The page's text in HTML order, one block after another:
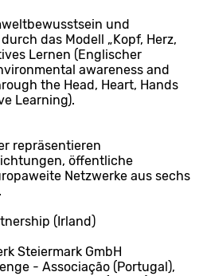
und
das Modell „Kopf, Herz,
Lernen (Englischer
awareness and
the Head, Heart, Hands
Learning).
repräsentieren
öffentliche
Netzwerke aus sechs
(Irland)
Steiermark GmbH
- Associação (Portugal),